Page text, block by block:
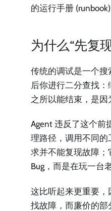
的运行手册
为什么“先复
传统的调试是一个
后你进行二分查找
之所以能结束，是因
Agent 违反了这个前
理路径，调用不同
求并不能复现故障
Bug，而是在玩一台
这比听起来更重要
找故障，而廉价的部